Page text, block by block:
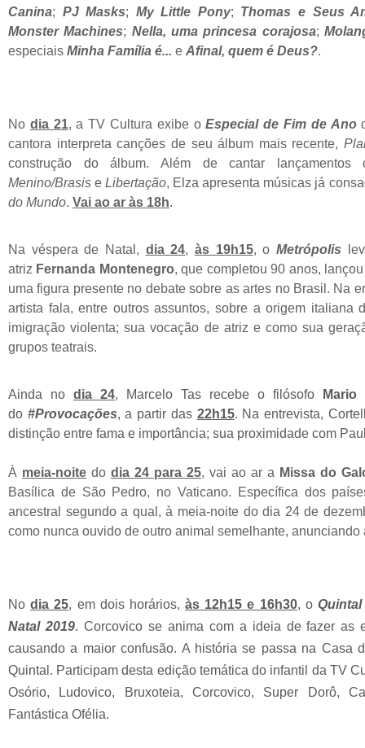
Canina; PJ Masks; My Little Pony; Thomas e Seus
Monster Machines; Nella, uma princesa corajosa;
especiais Minha Família é... e Afinal, quem é Deus?.
No dia 21, a TV Cultura exibe oEspecial de Fim de Ano
cantora interpreta canções de seu álbum mais recente,
construção doálbum. Além de cantar lançamentos
Menino/BrasiseLibertação, Elza apresenta músicas já
do Mundo. Vai ao ar às 18h.
Na véspera de Natal, dia 24, às 19h15, o Metrópolis
atriz Fernanda Montenegro, que completou 90 anos,
uma figura presente no debate sobre as artes no Brasil. Na
artista fala, entre outros assuntos, sobre a origem
imigração violenta; sua vocação de atriz e como sua
grupos teatrais.
Ainda no dia 24, Marcelo Tas recebe o filósofo
Mario
do #Provocações, a partir das 22h15. Na entrevista,
distinção entre fama e importância; sua proximidade com
À meia-noite do dia 24 para 25, vai ao ar a Missa do
Basílica de São Pedro, no Vaticano. Específica dos
ancestral segundo a qual, à meia-noite do dia 24 de
como nunca ouvido de outro animal semelhante, anunciando
Nodia 25, em dois horários,às 12h15 e 16h30, o
Natal 2019. Corcovico se anima com a ideia de fazer as
causando a maior confusão. A história se passa na Casa
Quintal. Participam desta edição temática do infantil da TV
Osório, Ludovico, Bruxoteia, Corcovico, Super Dorô,
Fantástica Ofélia.